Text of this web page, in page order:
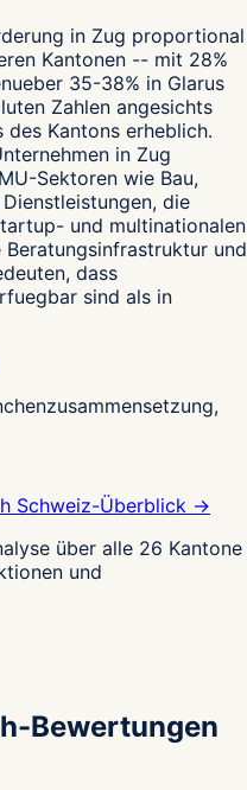
in Zug proportional
Kantonen -- mit 28%
35-38% in Glarus
Zahlen angesichts
Kantons erheblich.
in Zug
Sektoren wie Bau,
die
und multinationalen
und
dass
sind als in
Schweiz-Überblick →
über alle 26 Kantone
und
Bewertungen